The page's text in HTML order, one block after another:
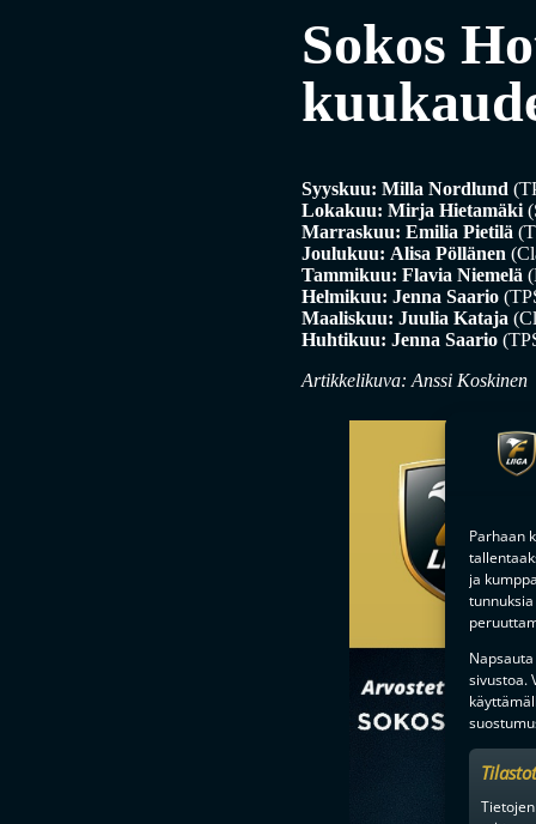
Parhaan
ja
sivustoa.
Tilastot
Sokos
Syyskuu: Milla Nordlund
Lokakuu: Mirja Hietamäki
Marraskuu: Emilia Pietilä
Joulukuu: Alisa Pöllänen
Tammikuu: Flavia Niemelä
Helmikuu: Jenna Saario
Maaliskuu: Juulia Kataja
Huhtikuu: Jenna Saario
Artikkelikuva: Anssi Koskinen